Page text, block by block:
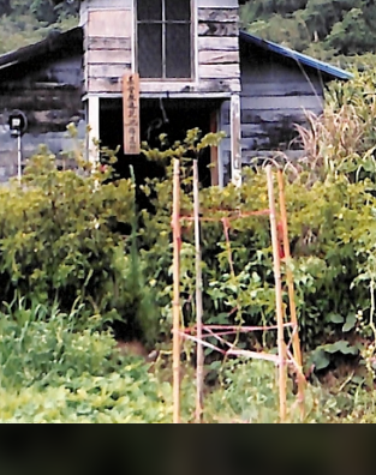
版本(CC BY-NC 3.0 TW +)